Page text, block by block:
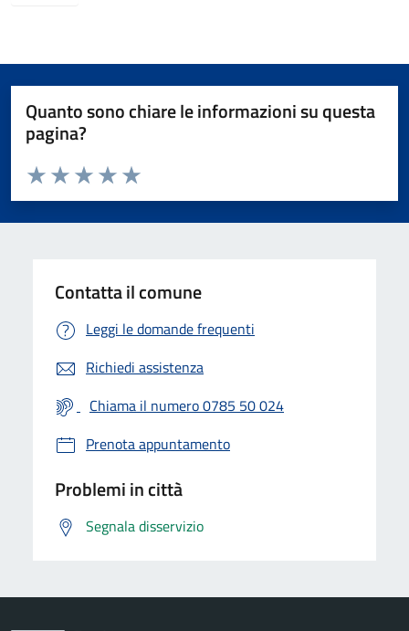
Quanto sono chiare le informazioni su questa
pagina?
Valuta da 1 a 5 stelle la pagina
Valuta 5 stelle su 5
Valuta 4 stelle su 5
Valuta 3 stelle su 5
Valuta 2 stelle su 5
Valuta 1 stelle su 5
Contatta il comune
Leggi le domande frequenti
Richiedi assistenza
Chiama il numero 0785 50 024
Prenota appuntamento
Problemi in città
Segnala disservizio